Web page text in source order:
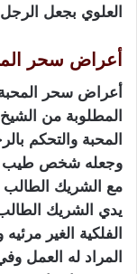
العلوي بجعل
أعراض سحر
أعراض سحر
المطلوبة من
المحبة والتحكم
وجعله شخص طيب
مع الشريك
يدي الشريك
الفلكية الغير
المراد له العمل